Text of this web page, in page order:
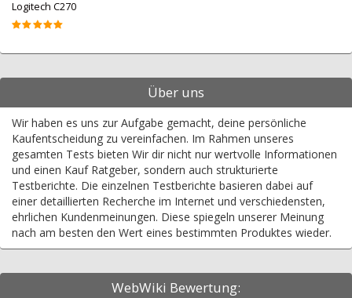
Logitech C270
Über uns
Wir haben es uns zur Aufgabe gemacht, deine persönliche
Kaufentscheidung zu vereinfachen. Im Rahmen unseres
gesamten Tests bieten Wir dir nicht nur wertvolle Informationen
und einen Kauf Ratgeber, sondern auch strukturierte
Testberichte. Die einzelnen Testberichte basieren dabei auf
einer detaillierten Recherche im Internet und verschiedensten,
ehrlichen Kundenmeinungen. Diese spiegeln unserer Meinung
nach am besten den Wert eines bestimmten Produktes wieder.
WebWiki Bewertung: